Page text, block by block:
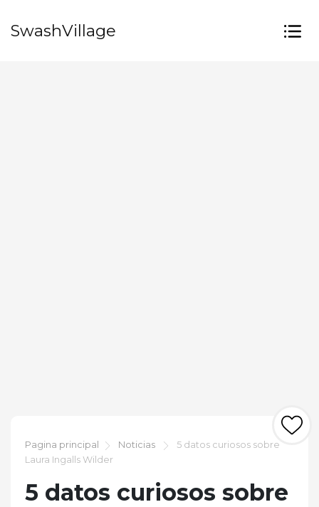
SwashVillage
Pagina principal Noticias
5 datos curiosos sobre
Laura Ingalls Wilder
5 datos curiosos sobre